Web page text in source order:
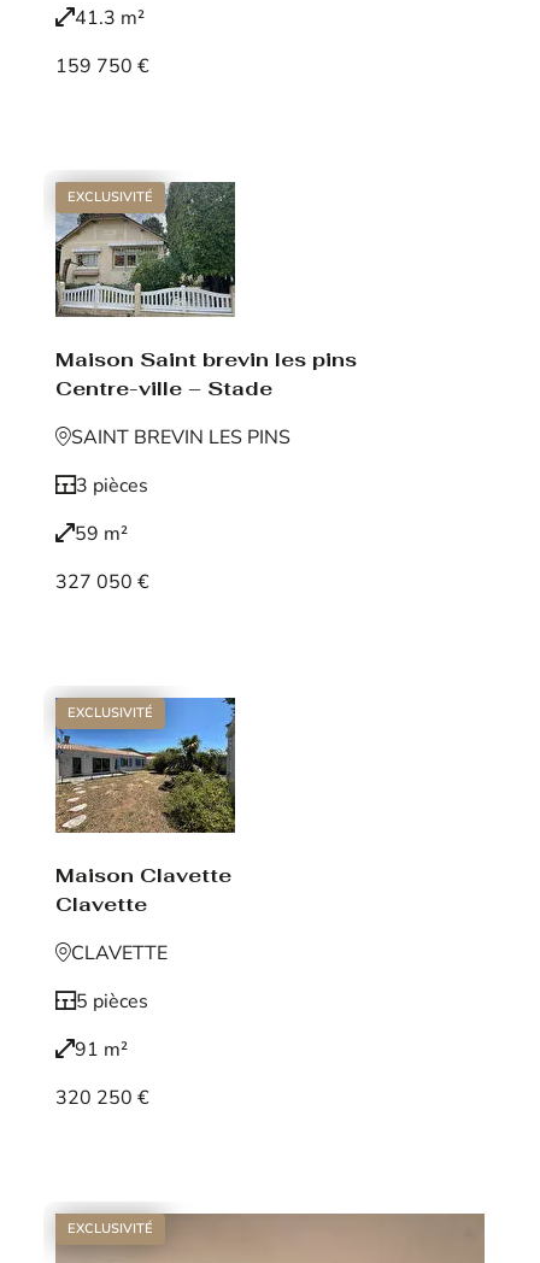
41.3 m²
159 750 €
EXCLUSIVITÉ
Maison Saint brevin les pins
Centre-ville – Stade
SAINT BREVIN LES PINS
3 pièces
59 m²
327 050 €
EXCLUSIVITÉ
Maison Clavette
Clavette
CLAVETTE
5 pièces
91 m²
320 250 €
EXCLUSIVITÉ